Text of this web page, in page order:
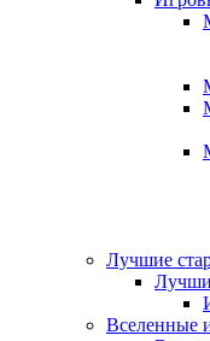
Лучшие
Вселенные